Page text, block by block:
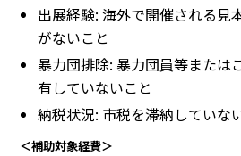
出展経験: 海外で開催される見
がないこと
暴力団排除: 暴力団員等または
有していないこと
納税状況: 市税を滞納していな
＜補助対象経費＞